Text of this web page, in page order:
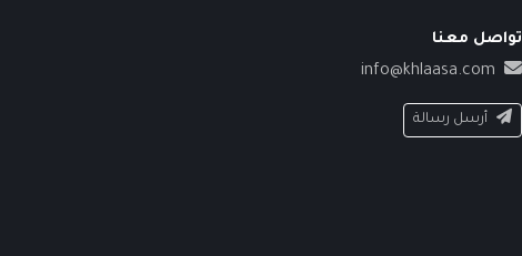
تواصل معنا
info@khlaasa.com
أرسل رسالة